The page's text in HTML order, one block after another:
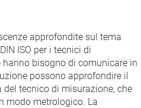
approfondite sul tema
ISO per i tecnici di
bisogno di comunicare in
possono approfondire il
tecnico di misurazione, che
modo metrologico. La